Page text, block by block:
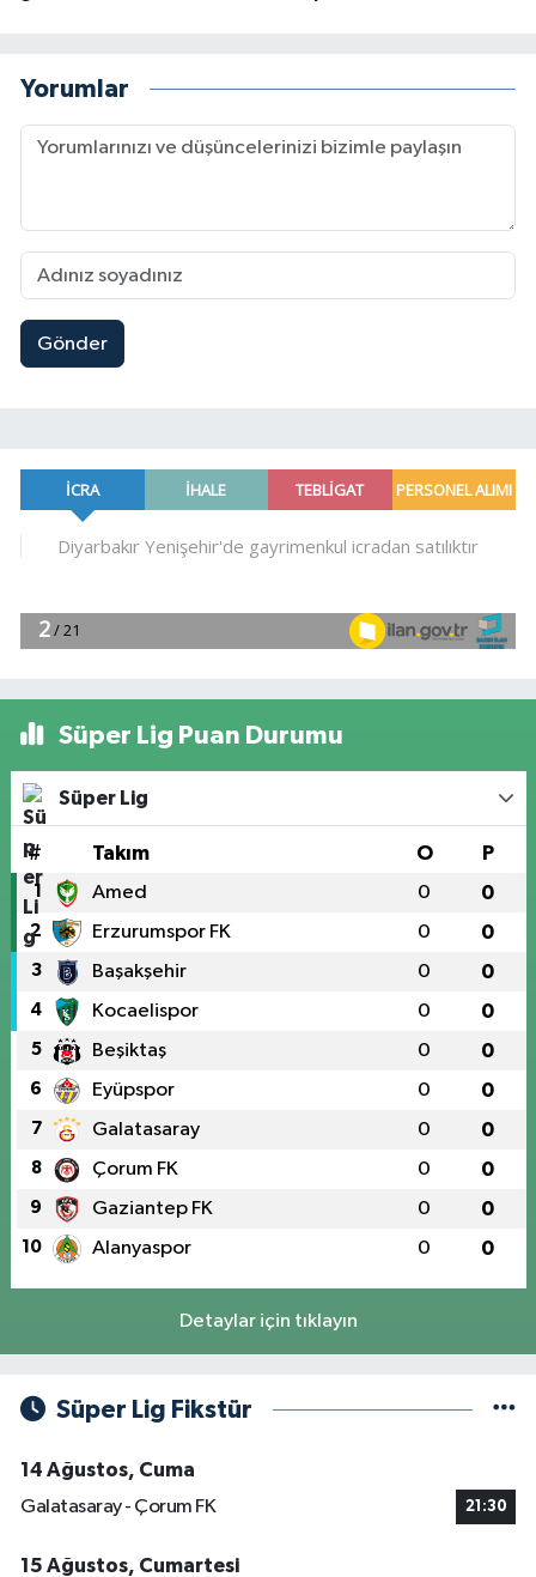
Yorumlar
Gönder
Süper Lig Puan Durumu
Süper Lig
# Takım O P
1 Amed 0 0
2 Erzurumspor FK 0 0
3 Başakşehir 0 0
4 Kocaelispor 0 0
5 Beşiktaş 0 0
6 Eyüpspor 0 0
7 Galatasaray 0 0
8 Çorum FK 0 0
9 Gaziantep FK 0 0
10 Alanyaspor 0 0
Detaylar için tıklayın
Süper Lig Fikstür
14 Ağustos, Cuma
Galatasaray - Çorum FK
21:30
15 Ağustos, Cumartesi